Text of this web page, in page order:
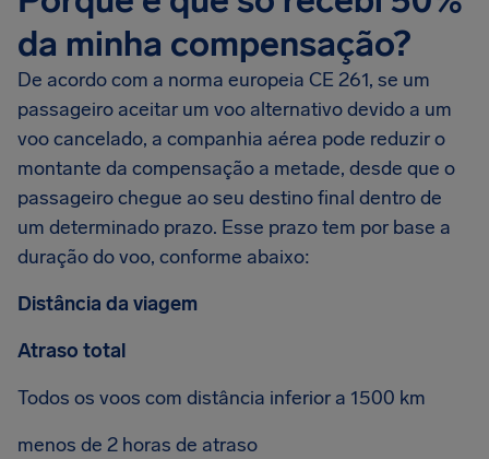
da minha compensação?
De acordo com a norma europeia CE 261, se um
passageiro aceitar um voo alternativo devido a um
voo cancelado, a companhia aérea pode reduzir o
montante da compensação a metade, desde que o
passageiro chegue ao seu destino final dentro de
um determinado prazo. Esse prazo tem por base a
duração do voo, conforme abaixo:
Distância da viagem
Atraso total
Todos os voos com distância inferior a 1500 km
menos de 2 horas de atraso